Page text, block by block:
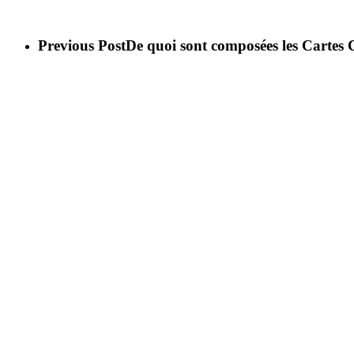
Previous PostDe quoi sont composées les Cartes